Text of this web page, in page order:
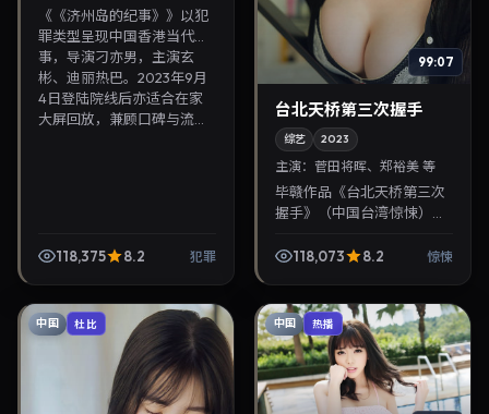
《《济州岛的纪事》》以犯
罪类型呈现中国香港当代故
事，导演刁亦男，主演玄
彬、迪丽热巴。2023年9月
4日登陆院线后亦适合在家
大屏回放，兼顾口碑与流...
118,375 8.2 犯罪
99:07
台北天桥第三次握手
综艺 2023
主演：菅田将晖、郑裕美 等
毕赣作品《台北天桥第三次
握手》（中国台湾·惊悚）由
2023年4月4日正式上映。
118,073 8.2 惊悚
中国 杜比 中国 热播